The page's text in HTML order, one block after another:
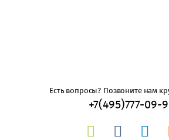
Есть вопросы? Позвоните нам
+7(495)777-09-